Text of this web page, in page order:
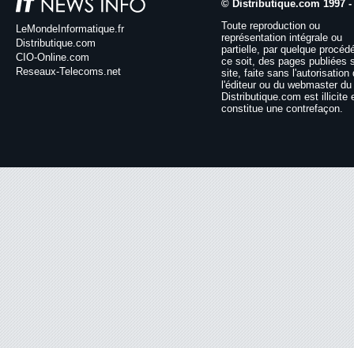
LeMondeInformatique.fr
Distributique.com
CIO-Online.com
Reseaux-Telecoms.net
© Distributique.com 1997 -
Toute reproduction ou
représentation intégrale ou
partielle, par quelque
ce soit, des pages publiées
site, faite sans l'autorisation
l'éditeur ou du webmaster
Distributique.com est illicite
constitue une contrefaçon.